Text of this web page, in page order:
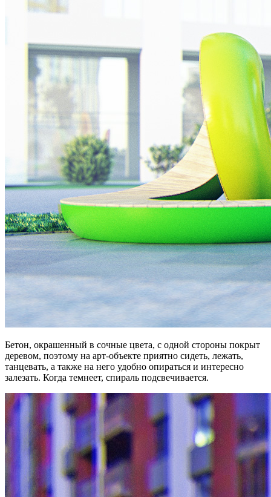
Бетон, окрашенный в сочные цвета, с одной стороны покрыт
деревом, поэтому на арт-объекте приятно сидеть, лежать,
танцевать, а также на него удобно опираться и интересно
залезать. Когда темнеет, спираль подсвечивается.